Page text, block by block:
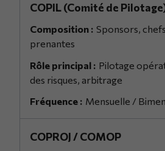
COPIL (Comité de
Sponsors,
prenantes
Pilotage
des risques, arbitrage
Mensuelle /
COPROJ / COMOP